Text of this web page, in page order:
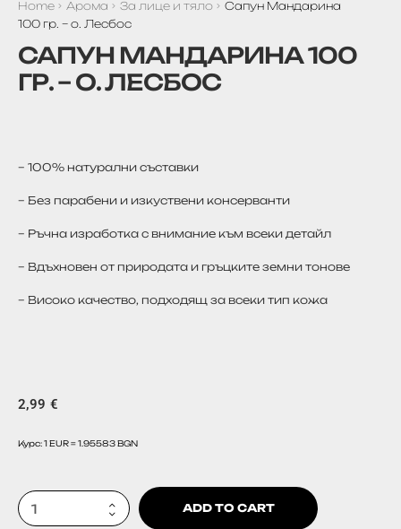
Home Арома За лице и тяло
Сапун Мандарина
100 гр. – о. Лесбос
САПУН МАНДАРИНА 100
ГР. – О. ЛЕСБОС
– 100% натурални съставки
– Без парабени и изкуствени консерванти
– Ръчна изработка с внимание към всеки детайл
– Вдъхновен от природата и гръцките земни тонове
– Високо качество, подходящ за всеки тип кожа
2,99 €
Курс: 1 EUR = 1.95583 BGN
ADD TO CART